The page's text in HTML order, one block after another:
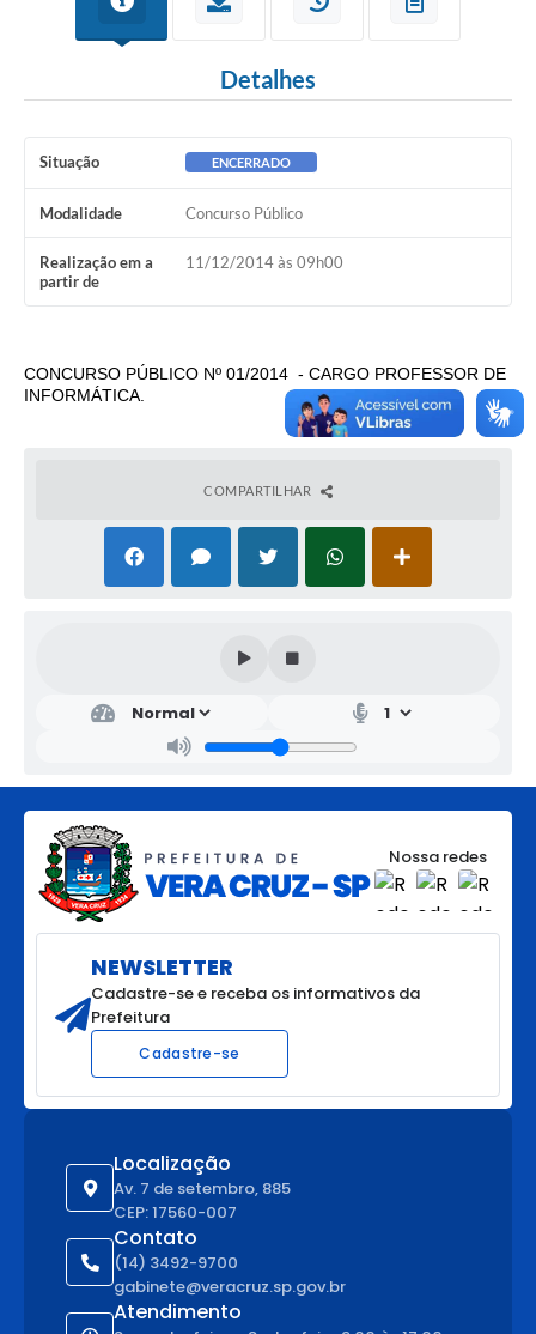
Detalhes
Situação ENCERRADO
Modalidade Concurso Público
Realização em a
partir de
11/12/2014 às 09h00
CONCURSO PÚBLICO Nº 01/2014 - CARGO PROFESSOR DE
INFORMÁTICA.
COMPARTILHAR
Localização
Av. 7 de setembro, 885
CEP: 17560-007
Contato
(14) 3492-9700
gabinete@veracruz.sp.gov.br
Atendimento
Nossa redes
NEWSLETTER
Cadastre-se e receba os informativos da
Prefeitura
Cadastre-se